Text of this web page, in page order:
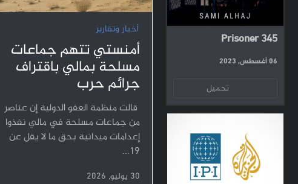
Prisoner 345
06 أغسطس, 2023
تحميل
أخبار وتقارير
أمنستي تتهم جماعات
مسلحة بمالي باقتراف
جرائم حرب
قالت منظمة العفو الدولية إن عناصر
من جماعات مسلحة في مالي نفذوا
إعدامات ميدانية بحق ما لا يقل عن
19...
30 يوليو, 2026